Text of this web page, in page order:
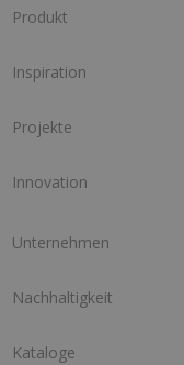
Produkt
Inspiration
Projekte
Innovation
Unternehmen
Nachhaltigkeit
Kataloge